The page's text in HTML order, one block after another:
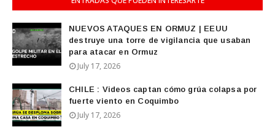
NUEVOS ATAQUES EN ORMUZ | EEUU
destruye una torre de vigilancia que usaban
para atacar en Ormuz
July 17, 2026
CHILE : Videos captan cómo grúa colapsa por
fuerte viento en Coquimbo
July 17, 2026